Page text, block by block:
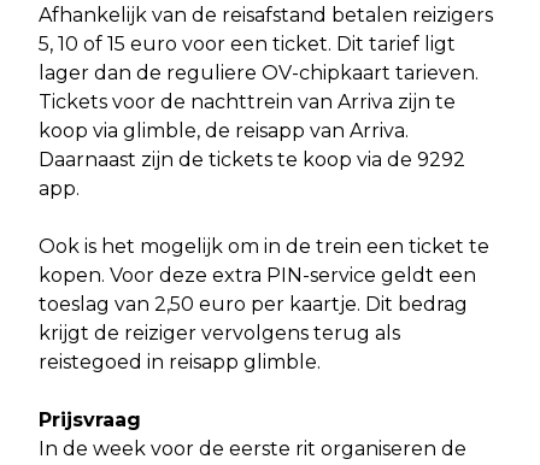
Afhankelijk van de reisafstand betalen reizigers
5, 10 of 15 euro voor een ticket. Dit tarief ligt
lager dan de reguliere OV-chipkaart tarieven.
Tickets voor de nachttrein van Arriva zijn te
koop via glimble, de reisapp van Arriva.
Daarnaast zijn de tickets te koop via de 9292
app.
Ook is het mogelijk om in de trein een ticket te
kopen. Voor deze extra PIN-service geldt een
toeslag van 2,50 euro per kaartje. Dit bedrag
krijgt de reiziger vervolgens terug als
reistegoed in reisapp glimble.
Prijsvraag
In de week voor de eerste rit organiseren de